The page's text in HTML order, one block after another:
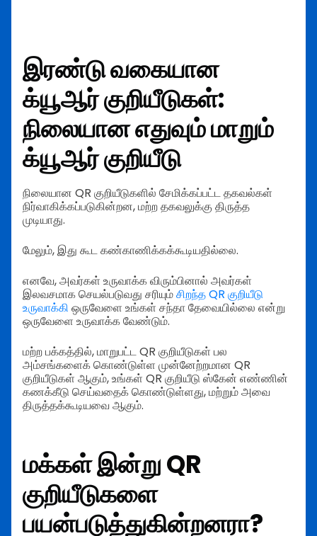
இரண்டு வகையான
க்யூஆர் குறியீடுகள்:
நிலையான எதுவும் மாறும்
க்யூஆர் குறியீடு
நிலையான QR குறியீடுகளில் சேமிக்கப்பட்ட தகவல்கள்
நிர்வாகிக்கப்படுகின்றன, மற்ற தகவலுக்கு திருத்த
முடியாது.
மேலும், இது கூட கண்காணிக்கக்கூடியதில்லை.
எனவே, அவர்கள் உருவாக்க விரும்பினால் அவர்கள்
இலவசமாக செயல்படுவது சரியும்சிறந்த QR குறியீடு
உருவாக்கி ஒருவேளை உங்கள் சந்தா தேவையில்லை என்று
ஒருவேளை உருவாக்க வேண்டும்.
மற்ற பக்கத்தில், மாறுபட்ட QR குறியீடுகள் பல
அம்சங்களைக் கொண்டுள்ள முன்னேற்றமான QR
குறியீடுகள் ஆகும், உங்கள் QR குறியீடு ஸ்கேன் எண்ணின்
கணக்கீடு செய்வதைக் கொண்டுள்ளது, மற்றும் அவை
திருத்தக்கூடியவை ஆகும்.
மக்கள் இன்று QR
குறியீடுகளை
பயன்படுத்துகின்றனரா?